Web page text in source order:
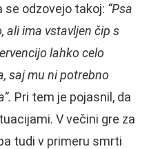
se odzovejo takoj: “Psa
ali ima vstavljen čip s
lahko celo
saj mu ni potrebno
Pri tem je pojasnil, da
V večini gre za
tudi v primeru smrti